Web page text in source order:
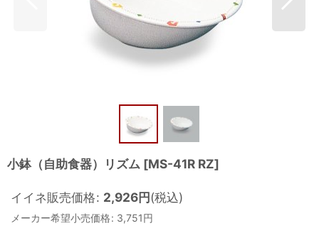
小鉢（自助食器）リズム [MS-41R RZ]
イイネ販売価格: 2,926円(税込)
メーカー希望小売価格: 3,751円